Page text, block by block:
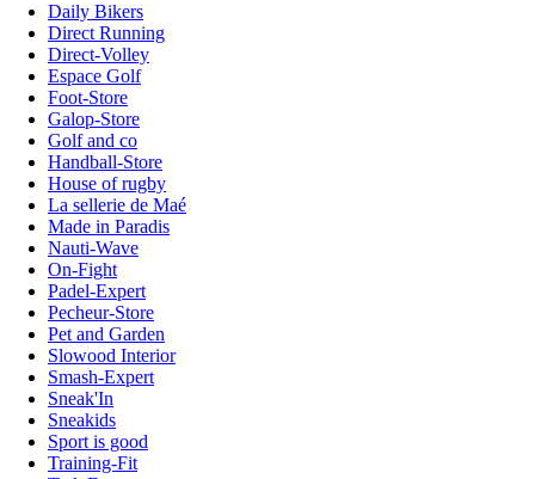
Daily Bikers
Direct Running
Direct-Volley
Espace Golf
Foot-Store
Galop-Store
Golf and co
Handball-Store
House of rugby
La sellerie de Maé
Made in Paradis
Nauti-Wave
On-Fight
Padel-Expert
Pecheur-Store
Pet and Garden
Slowood Interior
Smash-Expert
Sneak'In
Sneakids
Sport is good
Training-Fit